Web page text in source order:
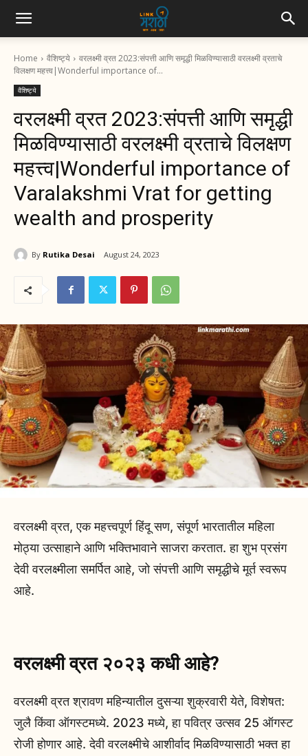
Home वैशिष्ट्ये
वरलक्ष्मी व्रत 2023:संपत्ती आणि समृद्धी मिळविण्यासाठी वरलक्ष्मी व्रताचे
विलक्षण महत्त्व|Wonderful importance of...
वैशिष्ट्ये
वरलक्ष्मी व्रत 2023:संपत्ती आणि समृद्धी
मिळविण्यासाठी वरलक्ष्मी व्रताचे विलक्षण
महत्त्व|Wonderful importance of
Varalakshmi Vrat for getting
wealth and prosperity
By Rutika Desai August 24, 2023
वरलक्ष्मी व्रत, एक महत्त्वपूर्ण हिंदू सण, संपूर्ण भारतातील महिला
मोठ्या उत्साहाने आणि भक्तिभावाने साजरा करतात. हा शुभ प्रसंग
देवी वरलक्ष्मीला समर्पित आहे, जो संपत्ती आणि समृद्धीचे मूर्त स्वरूप
आहे.
वरलक्ष्मी व्रत २०२३ कधी आहे?
वरलक्ष्मी व्रत श्रावण महिन्यातील दुसऱ्या शुक्रवारी येते, विशेषत:
जुलै किंवा ऑगस्टमध्ये. 2023 मध्ये, हा पवित्र उत्सव 25 ऑगस्ट
रोजी होणार आहे. देवी वरलक्ष्मीचे आशीर्वाद मिळविण्यासाठी भक्त हा